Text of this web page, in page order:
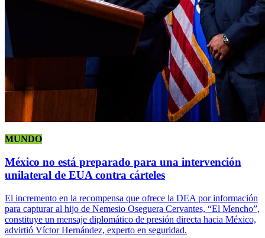
MUNDO
México no está preparado para una intervención
unilateral de EUA contra cárteles
El incremento en la recompensa que ofrece la DEA por información
para capturar al hijo de Nemesio Oseguera Cervantes, “El Mencho”,
constituye un mensaje diplomático de presión directa hacia México,
advirtió Víctor Hernández, experto en seguridad.